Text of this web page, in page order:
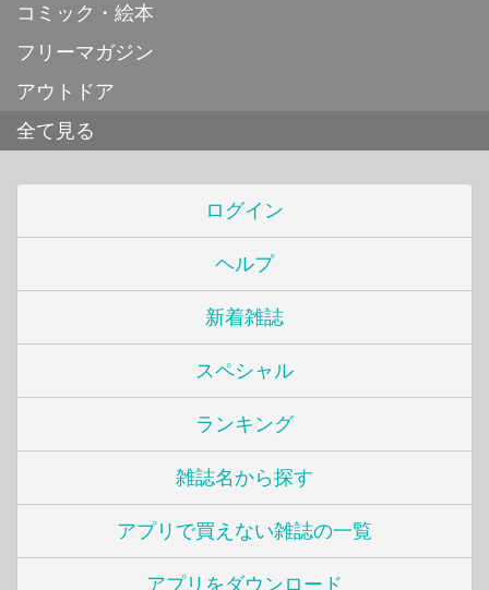
コミック・絵本
フリーマガジン
アウトドア
全て見る
ログイン
ヘルプ
新着雑誌
スペシャル
ランキング
雑誌名から探す
アプリで買えない雑誌の一覧
アプリをダウンロード